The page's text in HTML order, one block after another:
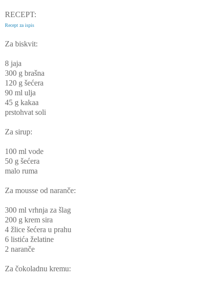
RECEPT:
Recept za ispis
Za biskvit:
8 jaja
300 g brašna
120 g šećera
90 ml ulja
45 g kakaa
prstohvat soli
Za sirup:
100 ml vode
50 g šećera
malo ruma
Za mousse od naranče:
300 ml vrhnja za šlag
200 g krem sira
4 žlice šećera u prahu
6 listića želatine
2 naranče
Za čokoladnu kremu: